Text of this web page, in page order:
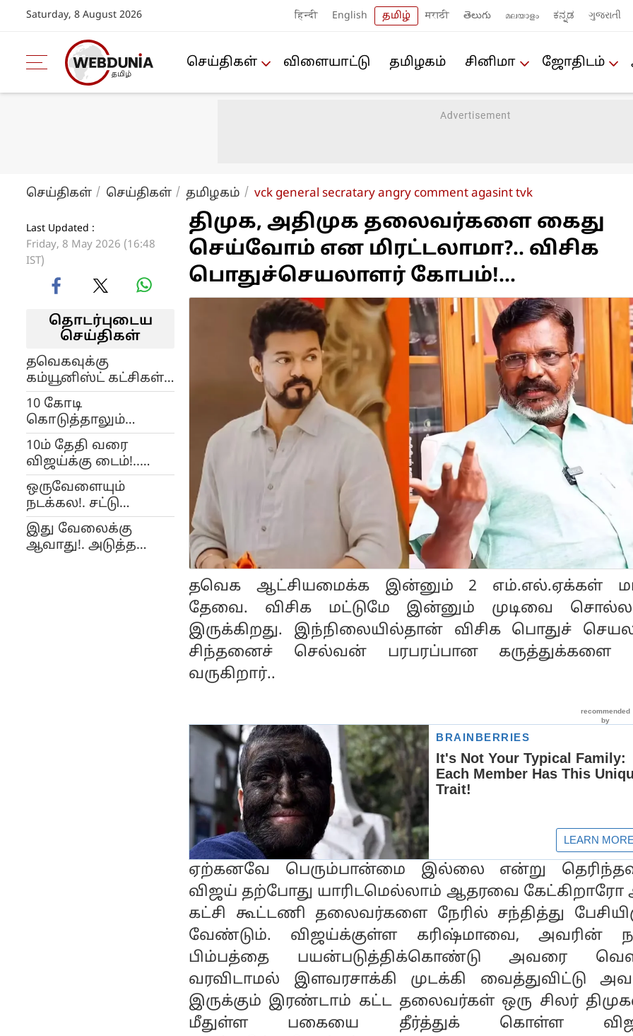
Saturday, 8 August 2026 हिन्दी English தமிழ் मराठी తెలుగు മലയാളം ಕನ್ನಡ ગુજરાતી
செய்திகள் விளையா‌ட்டு த‌மிழக‌ம் சினிமா ஜோ‌திட‌ம்
செய்திகள் செய்திகள் த‌மிழக‌ம் vck general secratary angry comment agasint tvk
Last Updated :
Friday, 8 May 2026 (16:48
IST)
தொடர்புடைய
செய்திகள்
தவெகவுக்கு
கம்யூனிஸ்ட் கட்சிகள்
ஆதரவு!.. ஆட்சி
அமைப்பாரா விஜய்?...
10 கோடி
கொடுத்தாலும்
மனசாட்சியோடு
இருங்க!.. தவெக
எம்.எல்.ஏக்களுக்கு
என்.ஆனந்த்
கோரிக்கை...
10ம் தேதி வரை
விஜய்க்கு டைம்!..
இல்லனா நாங்க
முடிவு பண்ணுவோம்!..
திமுக தகவல்!...
ஒருவேளையும்
நடக்கல!. சட்டு
புட்டுன்னு விஜயை
சி.எம் ஆக்குங்க!..
மன்சூர் அலிகான்
இது வேலைக்கு
ஆவாது!. அடுத்த
திமுக, அதிமுக தலைவர்களை கைது
செய்வோம் என மிரட்டலாமா?.. விசிக
பொதுச்செயலாளர் கோபம்!...
தவெக ஆட்சியமைக்க இன்னும் 2 எம்.எல்.ஏக்கள்
தேவை. விசிக மட்டுமே இன்னும் முடிவை
இருக்கிறது. இந்நிலையில்தான் விசிக பொதுச்
சிந்தனைச் செல்வன் பரபரப்பான கருத்துக்களை
வருகிறார்..
ஏற்கனவே பெரும்பான்மை இல்லை என்று
விஜய் தற்போது யாரிடமெல்லாம் ஆதரவை கேட்கிறாரோ
கட்சி கூட்டணி தலைவர்களை நேரில் சந்தித்து
வேண்டும். விஜய்க்குள்ள கரிஷ்மாவை, அவரின்
பிம்பத்தை பயன்படுத்திக்கொண்டு அவரை
வரவிடாமல் இளவரசாக்கி முடக்கி வைத்துவிட்டு
இருக்கும் இரண்டாம் கட்ட தலைவர்கள் ஒரு சிலர்
மீதுள்ள பகையை தீர்த்துக் கொள்ள